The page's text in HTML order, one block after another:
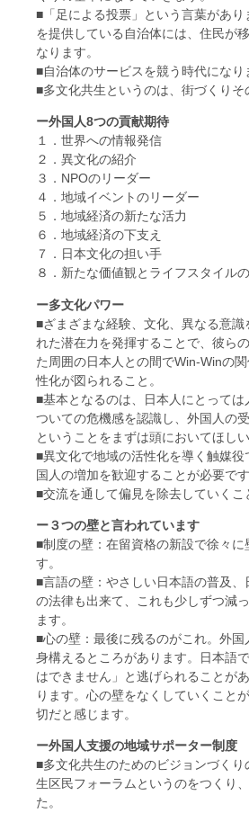
■「足による投票」という言葉があり
を提供している自治体には、住民が
なります。
■自治体のサービスを競う時代になり
■多文化共生というのは、街づくりそ
ー外国人8つの貢献期待
１．世界への情報発信
２．異文化の紹介
３．NPOのリーダー
４．地域イベントのリーダー
５．地域経済の新たな活力
６．地域経済の下支え
７．日本文化の担い手
８．新たな価値観とライフスタイル
ー多文化パワー
■ざまざまな経験、文化、異なる意識
れた潜在力を発揮することで、彼ら
た周囲の日本人との間でWin-Winの
性化が図られること。
■基本となるのは、日本人にとっては
ついての危機感を認識し、外国人の
ということをまずは頭においてほしい
■異文化で地域の活性化を導く触媒
国人の増加を歓迎することが必要です
■交流を通して偏見を除去していくこ
ー３つの壁と言われています
■制度の壁：在留資格の新設で徐々に
す。
■言語の壁：やさしい日本語の普及、
の法律も出来て、これも少しずつ減
ます。
■心の壁：最後に残るのがこれ。外国
身構えるところがあります。日本語
はできません」と逃げられることが
ります。心の壁をなくしていくこと
切だと感じます。
ー外国人支援の地域サポーター制度
■多文化共生のためのビジョンづく
生区民フォーラムというのをつくり
た。